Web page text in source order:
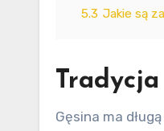
5.3 Jakie są
Gęsina ma